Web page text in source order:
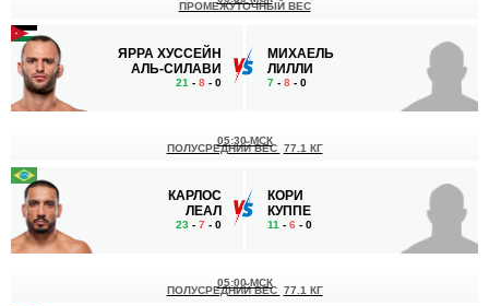
ЯРРА ХУССЕЙН
АЛЬ-СИЛАВИ
21 - 8 - 0
ПРОМЕЖУТОЧНЫЙ ВЕС
МИХАЕЛЬ
ЛИЛЛИ
7 - 8 - 0
КАРЛОС
ЛЕАЛ
23 - 7 - 0
05:30 МСК
ПОЛУСРЕДНИЙ ВЕС 77.1 КГ
КОРИ
КУППЕ
11 - 6 - 0
05:00 МСК
ПОЛУСРЕДНИЙ ВЕС 77.1 КГ